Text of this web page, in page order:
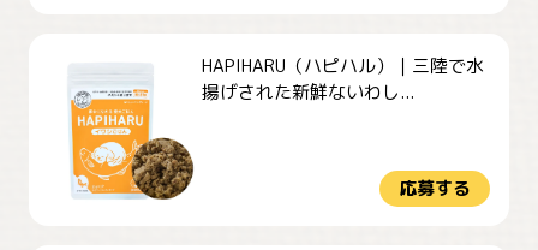
HAPIHARU（ハピハル）｜三陸で水
揚げされた新鮮ないわし...
応募する